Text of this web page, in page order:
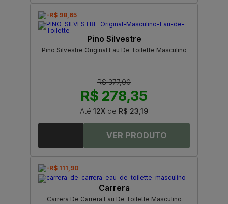
-R$ 98,65
Pino Silvestre
Pino Silvestre Original Eau De Toilette Masculino
R$ 377,00
R$ 278,35
Até 12X de R$ 23,19
-R$ 111,90
Carrera
Carrera De Carrera Eau De Toilette Masculino